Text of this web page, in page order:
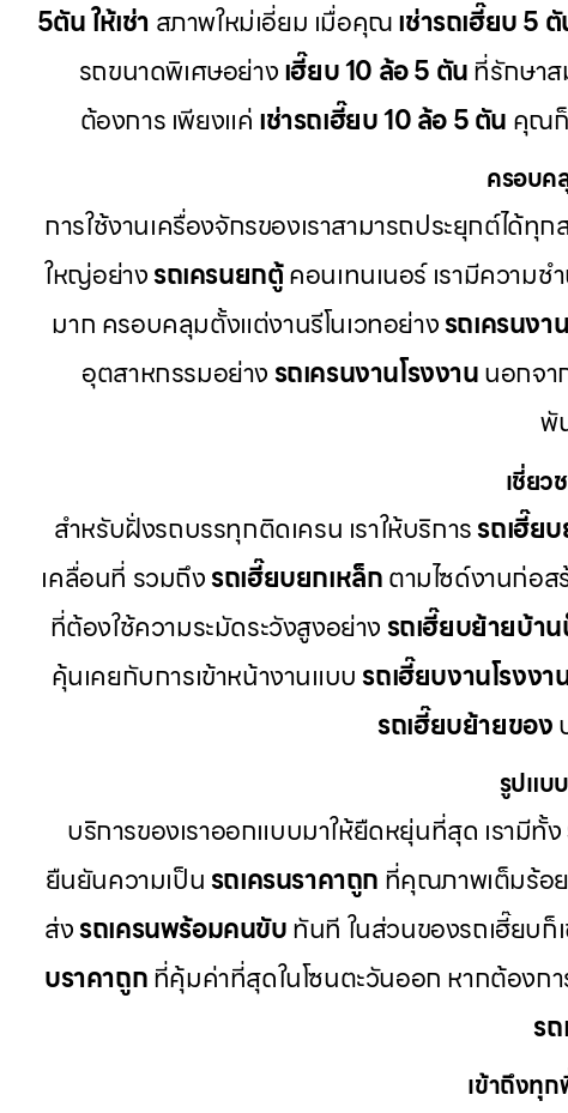
5ตัน ให้เช่า สภาพใหม่เอี่ยม เมื่อคุณเช่ารถเฮี๊ยบ 5
รถขนาดพิเศษอย่างเฮี๊ยบ 10 ล้อ 5 ตันที่รักษา
ต้องการ เพียงแค่ เช่ารถเฮี๊ยบ 10 ล้อ 5 ตัน คุณก็
ครอบค
การใช้งานเครื่องจักรของเราสามารถประยุกต์ได้
ใหญ่อย่างรถเครนยกตู้คอนเทนเนอร์ เรามีความช
มาก ครอบคลุมตั้งแต่งานรีโนเวทอย่างรถเครนงา
อุตสาหกรรมอย่างรถเครนงานโรงงานนอกจา
พั
เชี่ย
สำหรับฝั่งรถบรรทุกติดเครน เราให้บริการรถเฮี๊ย
เคลื่อนที่ รวมถึงรถเฮี๊ยบยกเหล็กตามไซด์งานก่อส
ที่ต้องใช้ความระมัดระวังสูงอย่างรถเฮี๊ยบย้ายบ้า
คุ้นเคยกับการเข้าหน้างานแบบรถเฮี๊ยบงานโรงงา
รถเฮี๊ยบย้ายของ
รูปแบ
บริการของเราออกแบบมาให้ยืดหยุ่นที่สุด เรามีทั้ง
ยืนยันความเป็นรถเครนราคาถูก ที่คุณภาพเต็มร้อย
ส่งรถเครนพร้อมคนขับทันที ในส่วนของรถเฮี๊ยบก็
บราคาถูกที่คุ้มค่าที่สุดในโซนตะวันออก หากต้องก
ร
เข้าถึงทุ